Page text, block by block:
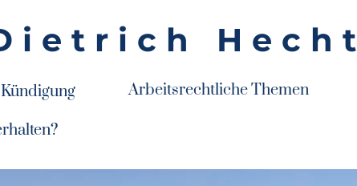
Hecht
Kündigung
Arbeitsrechtliche Themen